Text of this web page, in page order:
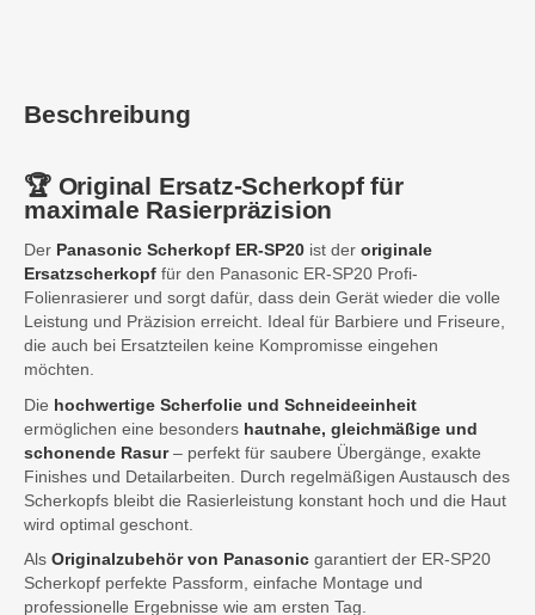
Beschreibung
🏆 Original Ersatz-Scherkopf für
maximale Rasierpräzision
Der Panasonic Scherkopf ER-SP20 ist der originale
Ersatzscherkopf für den Panasonic ER-SP20 Profi-
Folienrasierer und sorgt dafür, dass dein Gerät wieder die volle
Leistung und Präzision erreicht. Ideal für Barbiere und Friseure,
die auch bei Ersatzteilen keine Kompromisse eingehen
möchten.
Die hochwertige Scherfolie und Schneideeinheit
ermöglichen eine besonders hautnahe, gleichmäßige und
schonende Rasur– perfekt für saubere Übergänge, exakte
Finishes und Detailarbeiten. Durch regelmäßigen Austausch des
Scherkopfs bleibt die Rasierleistung konstant hoch und die Haut
wird optimal geschont.
Als Originalzubehör von Panasonic garantiert der ER-SP20
Scherkopf perfekte Passform, einfache Montage und
professionelle Ergebnisse wie am ersten Tag.